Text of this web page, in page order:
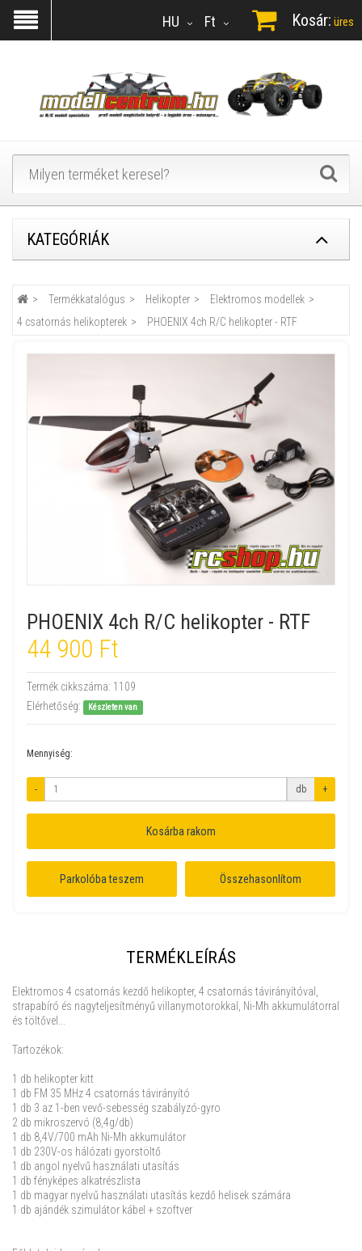
Ft
HU Kosár: üres
KATEGÓRIÁK
Termékkatalógus Helikopter
Elektromos modellek
4 csatornás helikopterek
PHOENIX 4ch R/C helikopter - RTF
PHOENIX 4ch R/C helikopter - RTF
44 900 Ft
Termék cikkszáma: 1109
Elérhetőség:
Készleten van
Mennyiség:
- db +
Kosárba rakom
Parkolóba teszem Összehasonlítom
TERMÉKLEÍRÁS
Elektromos 4 csatornás kezdő helikopter, 4 csatornás távirányítóval,
strapabíró és nagyteljesítményű villanymotorokkal, Ni-Mh akkumulátorral
és töltővel...
Tartozékok:
1 db helikopter kitt
1 db FM 35 MHz 4 csatornás távirányító
1 db 3 az 1-ben vevő-sebesség szabályzó-gyro
2 db mikroszervó (8,4g/db)
1 db 8,4V/700 mAh Ni-Mh akkumulátor
1 db 230V-os hálózati gyorstöltő
1 db angol nyelvű használati utasítás
1 db fényképes alkatrészlista
1 db magyar nyelvű használati utasítás kezdő helisek számára
1 db ajándék szimulátor kábel + szoftver